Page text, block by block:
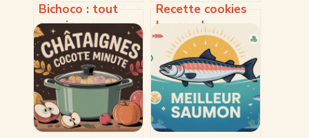
Bichoco : tout
savoir sur ce
biscuit culte et
ses déclinaisons
Recette cookies
beurre de
cacahuète
healthy : la
meilleure version
légère et
gourmande